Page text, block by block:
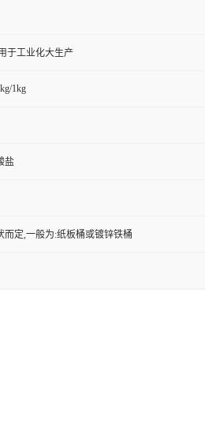
于工业化大生产
1kg
盐
而定,一般为:纸板桶或镀锌铁桶